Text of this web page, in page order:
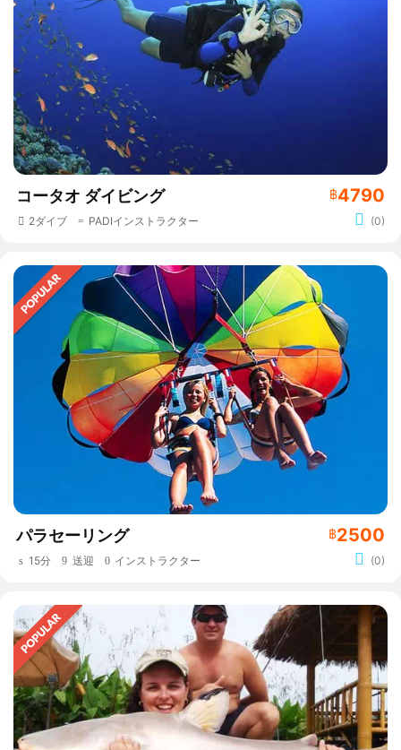
コータオ ダイビング ฿4790
2ダイブ PADIインストラクター (0)
パラセーリング ฿2500
15分 送迎 インストラクター (0)